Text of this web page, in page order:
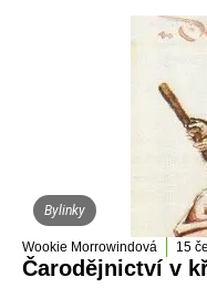
Bylinky
Wookie Morrowindová 15
Čarodějnictví v